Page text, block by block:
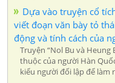
Dựa vào truyện cổ
viết đoạn văn bày tỏ
động và tính cách của
Truyện “Nol Bu và
thuộc của người Hàn
kiểu người đối lập để